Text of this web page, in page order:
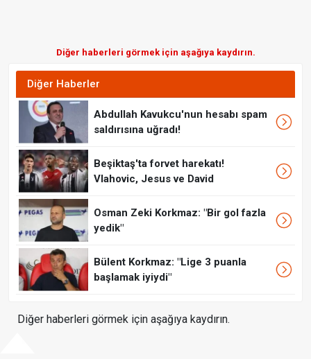
Diğer haberleri görmek için aşağıya kaydırın.
Diğer Haberler
Abdullah Kavukcu'nun hesabı spam
saldırısına uğradı!
Beşiktaş'ta forvet harekatı!
Vlahovic, Jesus ve David
Osman Zeki Korkmaz: "Bir gol fazla
yedik"
Bülent Korkmaz: "Lige 3 puanla
başlamak iyiydi"
Diğer haberleri görmek için aşağıya kaydırın.